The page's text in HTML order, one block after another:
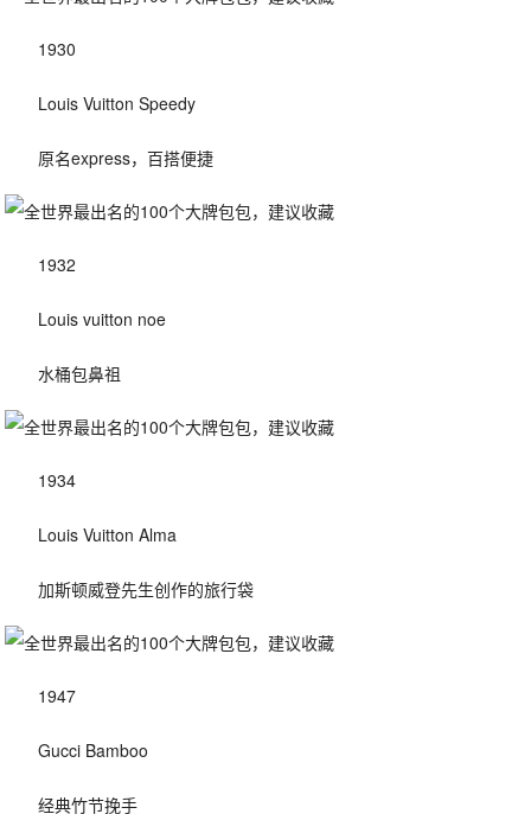
1930
Louis Vuitton Speedy
原名express，百搭便捷
1932
Louis vuitton noe
水桶包鼻祖
1934
Louis Vuitton Alma
加斯顿威登先生创作的旅行袋
1947
Gucci Bamboo
经典竹节挽手